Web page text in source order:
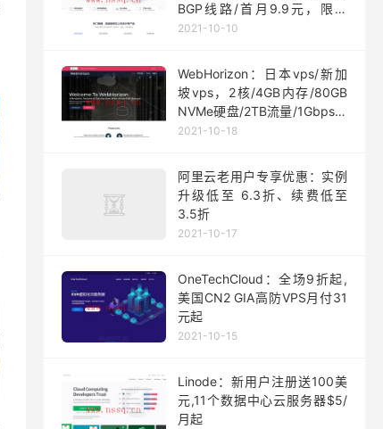
BGP线路/首月9.9元，限量
200台
2021-10-10
WebHorizon：日本vps/新加
坡vps，2核/4GB内存/80GB
NVMe硬盘/2TB流量/1Gbps端
口，$5/月起
2021-10-18
阿里云老用户专享优惠：实例
升级低至 6.3折、续费低至
3.5折
2021-10-17
OneTechCloud：全场9折起,
美国CN2 GIA高防VPS月付31
元起
2021-10-15
Linode：新用户注册送100美
元,11个数据中心云服务器$5/
月起